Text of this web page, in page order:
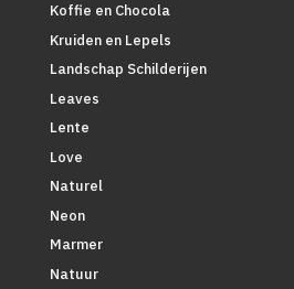
Koffie en Chocola
Kruiden en Lepels
Landschap Schilderijen
Leaves
Lente
Love
Naturel
Neon
Marmer
Natuur